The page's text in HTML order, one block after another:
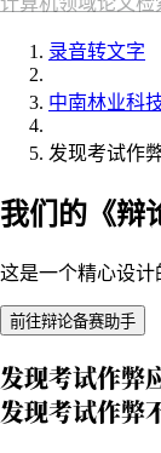
录音转文字
中南林业科
发现考试作
我们的《辩
这是一个精心设
前往辩论备赛助手
发现考试作弊
发现考试作弊